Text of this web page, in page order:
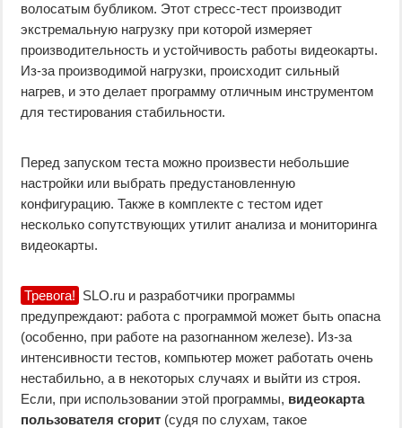
волосатым бубликом. Этот стресс-тест производит
экстремальную нагрузку при которой измеряет
производительность и устойчивость работы видеокарты.
Из-за производимой нагрузки, происходит сильный
нагрев, и это делает программу отличным инструментом
для тестирования стабильности.
Перед запуском теста можно произвести небольшие
настройки или выбрать предустановленную
конфигурацию. Также в комплекте с тестом идет
несколько сопутствующих утилит анализа и мониторинга
видеокарты.
Тревога! SLO.ru и разработчики программы
предупреждают: работа с программой может быть опасна
(особенно, при работе на разогнанном железе). Из-за
интенсивности тестов, компьютер может работать очень
нестабильно, а в некоторых случаях и выйти из строя.
Если, при использовании этой программы, видеокарта
пользователя сгорит (судя по слухам, такое